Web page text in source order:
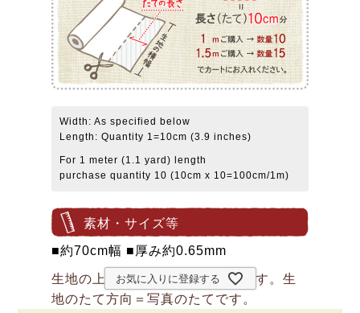
Width: As specified below
Length: Quantity 1=10cm (3.9 inches)
For 1 meter (1.1 yard) length
purchase quantity 10 (10cm x 10=100cm/1m)
素材・サイズ等
■約70cm幅 ■厚み約0.65mm
生地の上のボタンは直径約2cmです。生
地のたて方向＝写真のたてです。
お気に入りに登録する